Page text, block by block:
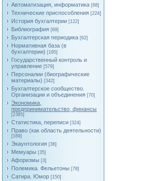
Автоматизация, информатика [68]
Технические приспособления [224]
История бухгалтерии [122]
Библиография [69]
Бухгалтерская периодика [62]
Нормативная база (в
бухгалтерии) [195]
Государственный контроль и
управление [579]
Персоналии (биографические
материалы) [342]
Бухгалтерское сообщество.
Организации и объединения [70]
Экономика,
предпринимательство, финансы
[2385]
Статистика, переписи [324]
Право (как область деятельности)
[169]
Экаунтология [36]
Мемуары [35]
Афоризмы [3]
Полемика. Фельетоны [78]
Сатира. Юмор [150]